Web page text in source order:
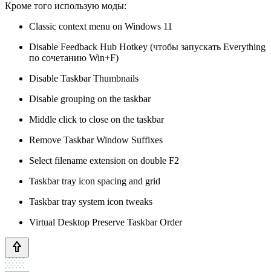
Кроме того использую моды:
Classic context menu on Windows 11
Disable Feedback Hub Hotkey (чтобы запускать Everything
по сочетанию Win+F)
Disable Taskbar Thumbnails
Disable grouping on the taskbar
Middle click to close on the taskbar
Remove Taskbar Window Suffixes
Select filename extension on double F2
Taskbar tray icon spacing and grid
Taskbar tray system icon tweaks
Virtual Desktop Preserve Taskbar Order